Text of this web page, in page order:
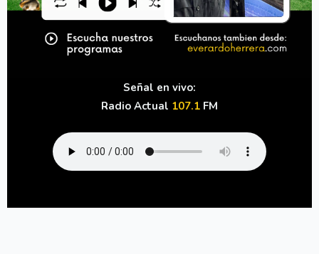
Señal en vivo:
Radio Actual 107.1 FM